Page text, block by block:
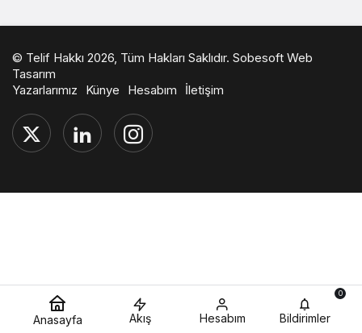
© Telif Hakkı 2026, Tüm Hakları Saklıdır. Sobesoft Web
Tasarım
Yazarlarımız
Künye Hesabım İletişim
Anasayfa Akış Hesabım Bildirimler
0